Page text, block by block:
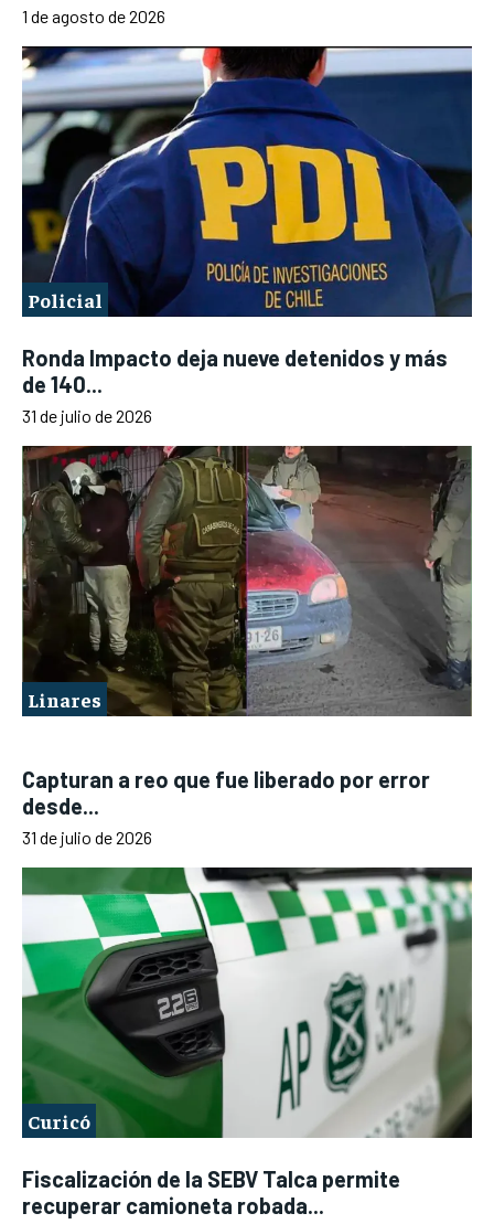
1 de agosto de 2026
Policial
Ronda Impacto deja nueve detenidos y más
de 140...
31 de julio de 2026
Linares
Capturan a reo que fue liberado por error
desde...
31 de julio de 2026
Curicó
Fiscalización de la SEBV Talca permite
recuperar camioneta robada...